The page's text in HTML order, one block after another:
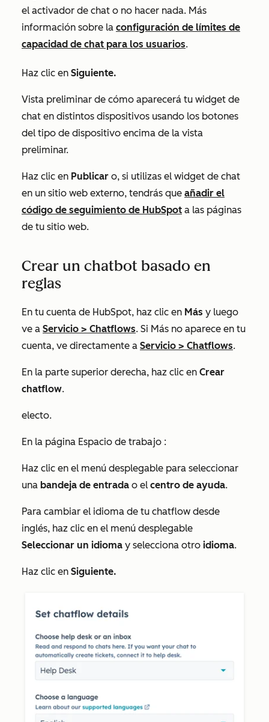
el activador de chat o no hacer nada. Más
información sobre la configuración de límites de
capacidad de chat para los usuarios.
Haz clic en Siguiente.
Vista preliminar de cómo aparecerá tu widget de
chat en distintos dispositivos usando los botones
del tipo de dispositivo encima de la vista
preliminar.
Haz clic en Publicar o, si utilizas el widget de chat
en un sitio web externo, tendrás que añadir el
código de seguimiento de HubSpot a las páginas
de tu sitio web.
Crear un chatbot basado en
reglas
En tu cuenta de HubSpot, haz clic en Más y luego
ve a Servicio > Chatflows. Si Más no aparece en tu
cuenta, ve directamente a Servicio > Chatflows.
En la parte superior derecha, haz clic en Crear
chatflow.
electo.
En la página Espacio de trabajo :
Haz clic en el menú desplegable para seleccionar
una bandeja de entrada o el centro de ayuda.
Para cambiar el idioma de tu chatflow desde
inglés, haz clic en el menú desplegable
Seleccionar un idioma y selecciona otro idioma.
Haz clic en Siguiente.